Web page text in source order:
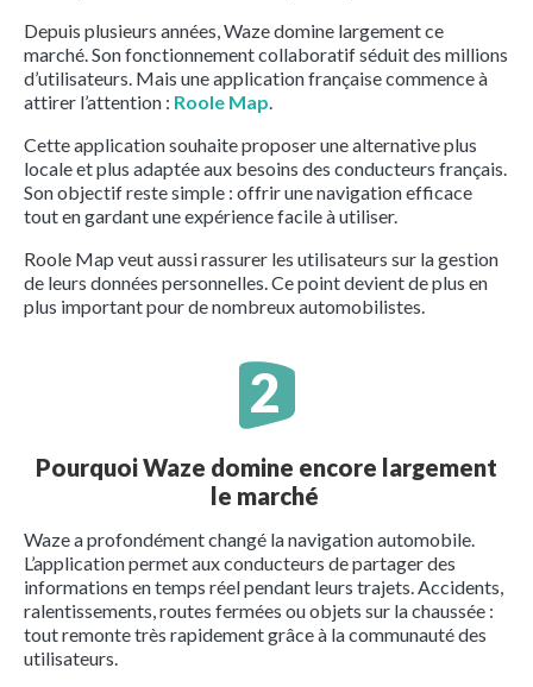
Depuis plusieurs années, Waze domine largement ce
marché. Son fonctionnement collaboratif séduit des millions
d’utilisateurs. Mais une application française commence à
attirer l’attention : Roole Map
Cette application souhaite proposer une alternative plus
locale et plus adaptée aux besoins des conducteurs français.
Son objectif reste simple : offrir une navigation efficace
tout en gardant une expérience facile à utiliser.
Roole Map veut aussi rassurer les utilisateurs sur la gestion
de leurs données personnelles. Ce point devient de plus en
plus important pour de nombreux automobilistes.
Pourquoi Waze domine encore largement
le marché
Waze a profondément changé la navigation automobile.
L’application permet aux conducteurs de partager des
informations en temps réel pendant leurs trajets. Accidents,
ralentissements, routes fermées ou objets sur la chaussée :
tout remonte très rapidement grâce à la communauté des
utilisateurs.